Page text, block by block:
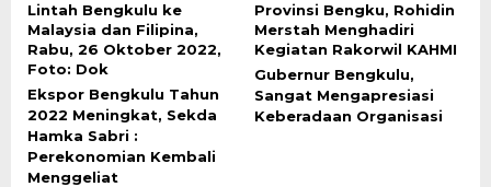
Ekspor Bengkulu Tahun
2022 Meningkat, Sekda
Hamka Sabri :
Perekonomian Kembali
Menggeliat
Gubernur Bengkulu,
Sangat Mengapresiasi
Keberadaan Organisasi